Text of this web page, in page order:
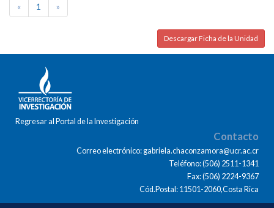
« 1 »
Descargar Ficha de la Unidad
Regresar al Portal de la Investigación
Contacto
Correo electrónico: gabriela.chaconzamora@ucr.ac.cr
Teléfono: (506) 2511-1341
Fax: (506) 2224-9367
Cód.Postal: 11501-2060,Costa Rica